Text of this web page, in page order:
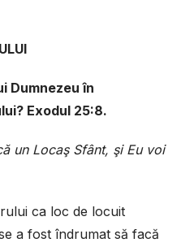
Dumnezeu în
Exodul 25:8.
un Locaş Sfânt, şi Eu voi
ca loc de locuit
a fost îndrumat să facă